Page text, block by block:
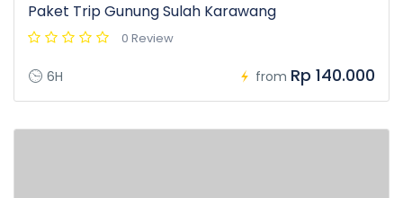
Paket Trip Gunung Sulah Karawang
0 Review
6H from Rp 140.000